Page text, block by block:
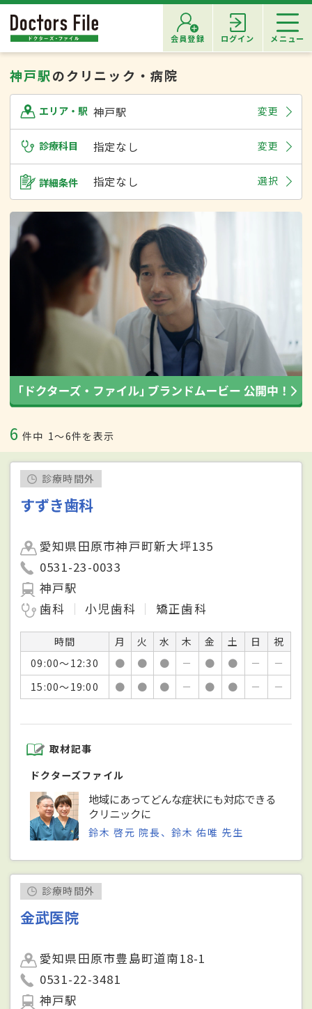
会員登録 ログイン メニュー
神戸駅のクリニック・病院
エリア・駅 神戸駅 変更
診療科目 指定なし 変更
詳細条件 指定なし 選択
6 件中 1〜6件を表示
診療時間外
すずき歯科
愛知県田原市神戸町新大坪135
0531-23-0033
神戸駅
歯科
小児歯科 矯正歯科
時間 月 火 水 木 金 土 日
祝
09:00～12:30
● ● ● － ● ● －
－
15:00～19:00
● ● ● － ● ● － －
取材記事
ドクターズファイル
地域にあってどんな症状にも対応できる
クリニックに
鈴木 啓元 院長、鈴木 佑唯 先生
診療時間外
金武医院
愛知県田原市豊島町道南18-1
0531-22-3481
神戸駅